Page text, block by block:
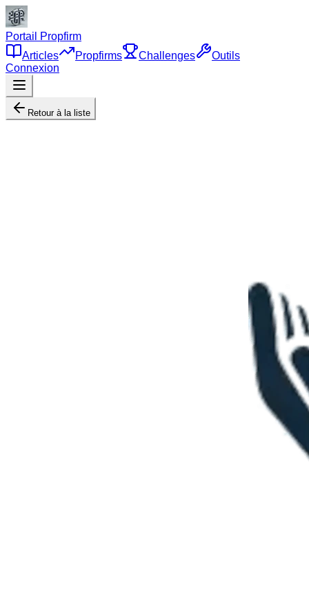
Portail Propfirm
Articles
Propfirms Challenges
Outils
Connexion
Retour à la liste